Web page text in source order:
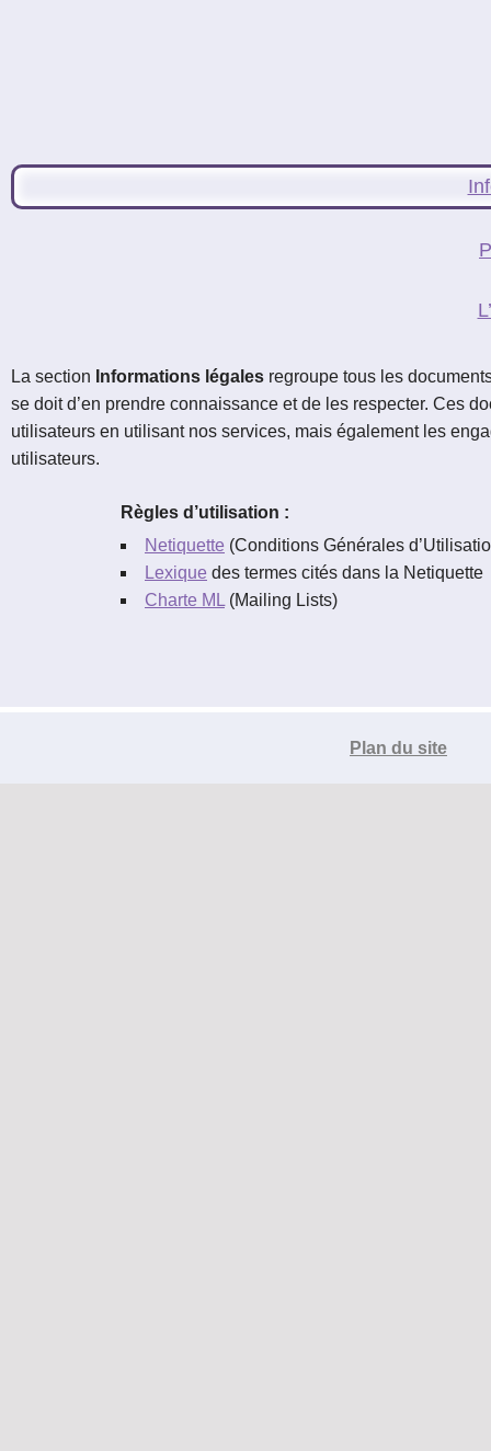
La section Informations légales regroupe tous les
se doit d’en prendre connaissance et de les respecter. Ces
utilisateurs en utilisant nos services, mais également les
utilisateurs.
Règles d’utilisation :
Netiquette (Conditions Générales
Lexique des termes cités dans la Netiquette
Charte ML (Mailing Lists)
Plan du site